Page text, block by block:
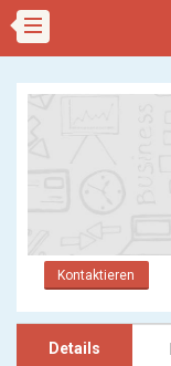
Kontaktieren
Details